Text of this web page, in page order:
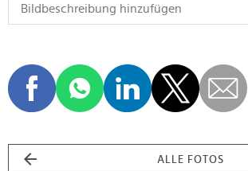
ALLE FOTOS